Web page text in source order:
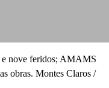
e nove feridos; AMAMS
obras. Montes Claros /